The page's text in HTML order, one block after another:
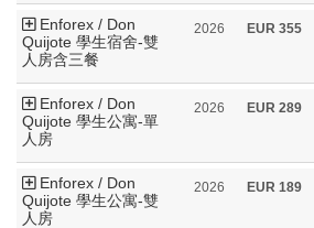
Enforex / Don
Quijote 學生宿舍-雙
人房含三餐
2026 EUR 355
Enforex / Don
Quijote 學生公寓-單
人房
2026 EUR 289
Enforex / Don
Quijote 學生公寓-雙
人房
2026 EUR 189